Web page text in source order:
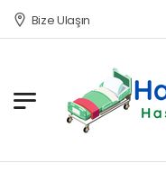
Bize Ulaşın